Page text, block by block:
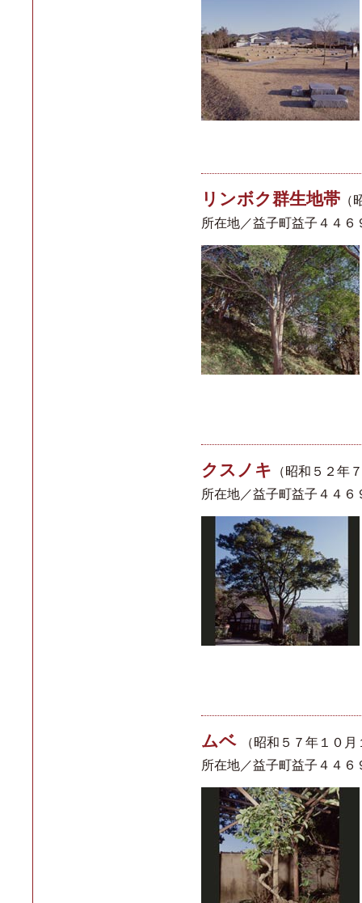
リンボク群生地帯 （
所在地／益子町益子４４
クスノキ
（昭和５２年
所在地／益子町益子４４
ムベ
（昭和５７年１０月
所在地／益子町益子４４